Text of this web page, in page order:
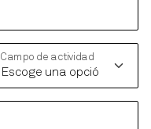
Campo de actividad